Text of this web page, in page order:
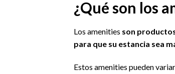
¿Qué son los
Los amenities son
para que su estancia sea
Estos amenities pueden